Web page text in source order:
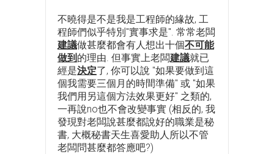
不曉得是不是我是工程師的緣故, 工
程師們似乎特別"實事求是". 常常老闆
建議做甚麼都會有人想出十個不可能
做到 的理由. 但事實上老闆建議就已
經是決定了, 你可以說 "如果要做到這
個我需要三個月的時間準備" 或 "如果
我們用另這個方法效果更好" 之類的,
一再說no也不會改變事實 (相反的, 我
發現對老闆說甚麼都說好的職業是秘
書, 大概秘書天生喜愛助人所以不管
老闆問甚麼都答應吧?)